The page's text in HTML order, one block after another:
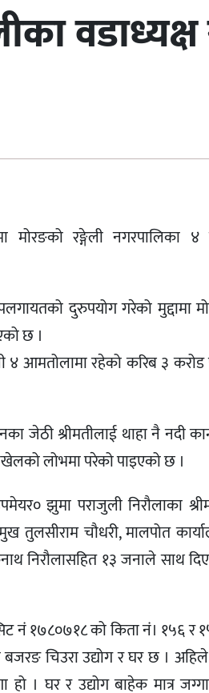
मोरङको रङ्गेली नगरपालिका
दुरुपयोग गरेको मुद्दामा
छ ।
४ आमतोलामा रहेको करिब ३ करोड
जेठी श्रीमतीलाई थाहा नै नदी
लोभमा परेको पाइएको छ ।
झुमा पराजुली निरौलाका
तुलसीराम चौधरी, मालपोत
निरौलासहित १३ जनाले साथ
नं १७८०७१८ को किता नं। १५६ र
चिउरा उद्योग र घर छ ।
। घर र उद्योग बाहेक मात्र